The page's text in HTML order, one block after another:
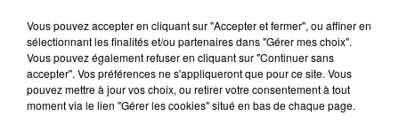
Vous pouvez accepter en cliquant sur "Accepter et fermer", ou affiner en
sélectionnant les finalités et/ou partenaires dans "Gérer mes choix".
Vous pouvez également refuser en cliquant sur "Continuer sans
accepter". Vos préférences ne s'appliqueront que pour ce site. Vous
pouvez mettre à jour vos choix, ou retirer votre consentement à tout
moment via le lien "Gérer les cookies" situé en bas de chaque page.